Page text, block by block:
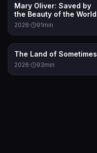
0.0
Mary Oliver: Saved by
the Beauty of the World
2026· 91min
6.0
The Land of Sometimes
2026· 93min